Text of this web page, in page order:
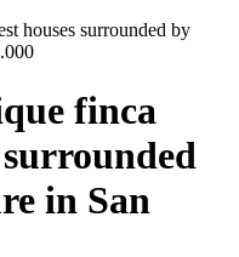
finca
in San